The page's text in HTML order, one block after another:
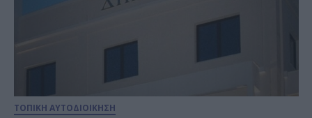
ΤΟΠΙΚΗ ΑΥΤΟΔΙΟΙΚΗΣΗ